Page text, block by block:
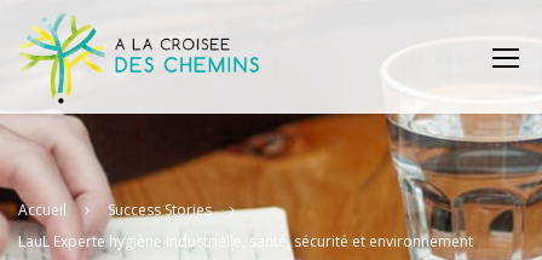
Accueil
Success Stories
LauL Experte hygiène industrielle, santé, sécurité et environnement